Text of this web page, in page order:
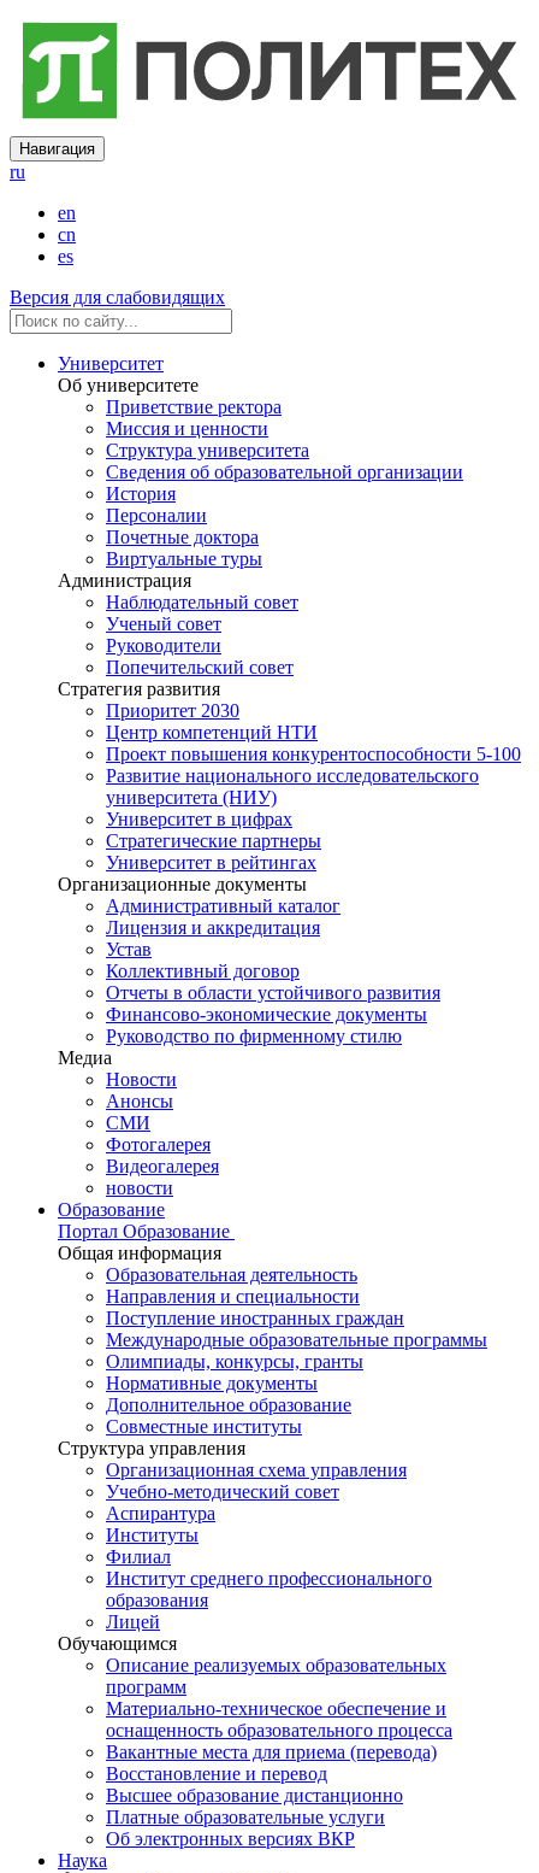
Навигация
ru
en
cn
es
Версия для слабовидящих
Университет
Об университете
Приветствие ректора
Миссия и ценности
Структура университета
Сведения об образовательной организации
История
Персоналии
Почетные доктора
Виртуальные туры
Администрация
Наблюдательный совет
Ученый совет
Руководители
Попечительский совет
Стратегия развития
Приоритет 2030
Центр компетенций НТИ
Проект повышения конкурентоспособности 5-100
Развитие национального исследовательского
университета (НИУ)
Университет в цифрах
Стратегические партнеры
Университет в рейтингах
Организационные документы
Административный каталог
Лицензия и аккредитация
Устав
Коллективный договор
Отчеты в области устойчивого развития
Финансово-экономические документы
Руководство по фирменному стилю
Медиа
Новости
Анонсы
СМИ
Фотогалерея
Видеогалерея
новости
Образование
Портал Образование
Общая информация
Образовательная деятельность
Направления и специальности
Поступление иностранных граждан
Международные образовательные программы
Олимпиады, конкурсы, гранты
Нормативные документы
Дополнительное образование
Совместные институты
Структура управления
Организационная схема управления
Учебно-методический совет
Аспирантура
Институты
Филиал
Институт среднего профессионального
образования
Лицей
Обучающимся
Описание реализуемых образовательных
программ
Материально-техническое обеспечение и
оснащенность образовательного процесса
Вакантные места для приема (перевода)
Восстановление и перевод
Высшее образование дистанционно
Платные образовательные услуги
Об электронных версиях ВКР
Наука